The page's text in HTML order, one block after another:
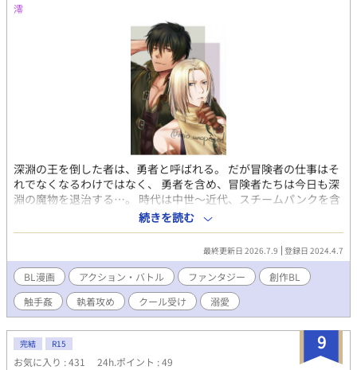
澪
深淵の王を倒した者は、勇者と呼ばれる。 だが冒険者の仕事はそ
れでなくなるわけではなく、 勇者を含め、冒険者たちは今日も深
淵の魔物を退治する…。 時代は中世～近代、スチームパンクを含
む、ハイファンタジー世界のバトルアクションBL漫画です。 勇者
×魔術師 R18 異種姦（触手）あります。 魔術師総受けです。
続きを読む
最終更新日 2026.7.9 登録日 2024.4.7
BL漫画 アクション・バトル ファンタジー
創作BL
触手姦
執着攻め クール受け 溺愛
9
完結 R15
お気に入り : 431 24h.ポイント : 49